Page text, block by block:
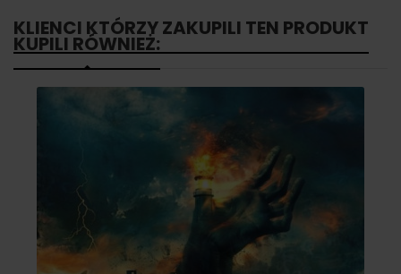
KLIENCI KTÓRZY ZAKUPILI TEN PRODUKT
KUPILI RÓWNIEŻ: